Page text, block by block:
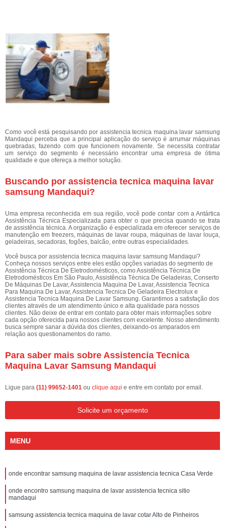
Como você está pesquisando por assistencia tecnica maquina lavar samsung
Mandaqui perceba que a principal aplicação do serviço é arrumar máquinas
quebradas, fazendo com que funcionem novamente. Se necessita contratar
um serviço do segmento é necessário encontrar uma empresa de ótima
qualidade e que ofereça a melhor solução.
Buscando por assistencia tecnica maquina lavar
samsung Mandaqui?
Uma empresa reconhecida em sua região, você pode contar com a Antártica
Assistência Técnica Especializada para obter o que precisa quando se trata
de assistência técnica. A organização é especializada em oferecer serviços de
manutenção em freezers, máquinas de lavar roupa, máquinas de lavar louça,
geladeiras, secadoras, fogões, balcão, entre outras especialidades.
Você busca por assistencia tecnica maquina lavar samsung Mandaqui?
Conheça nossos serviços entre eles estão opções variadas do segmento de
Assistência Técnica De Eletrodomésticos, como Assistência Técnica De
Eletrodomésticos Em São Paulo, Assistência Técnica De Geladeiras, Conserto
De Máquinas De Lavar, Assistencia Maquina De Lavar, Assistencia Tecnica
Para Maquina De Lavar, Assistencia Tecnica De Geladeira Electrolux e
Assistencia Tecnica Maquina De Lavar Samsung. Garantimos a satisfação dos
clientes através de um atendimento único e alta qualidade para nossos
clientes. Não deixe de entrar em contato para obter mais informações sobre
cada opção oferecida para nossos clientes com excelente. Nosso atendimento
busca sempre sanar a dúvida dos clientes, deixando-os amparados em
relação aos questionamentos do ramo.
Para saber mais sobre Assistencia Tecnica
Maquina Lavar Samsung Mandaqui
Ligue para (11) 99652-1401 ou clique aqui e entre em contato por email.
Solicite um orçamento
MENU
onde encontrar samsung maquina de lavar assistencia tecnica Casa Verde
onde encontro samsung maquina de lavar assistencia tecnica sitio
mandaqui
samsung assistencia tecnica maquina de lavar cotar Alto de Pinheiros